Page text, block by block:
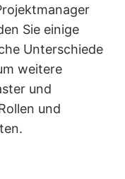
Sie einige
Unterschiede
weitere
und
und